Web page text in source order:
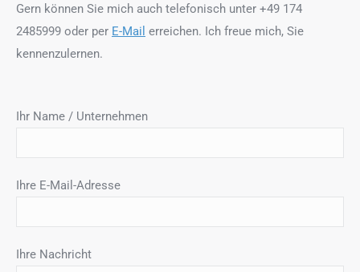
Gern können Sie mich auch telefonisch unter +49 174
2485999 oder per E-Mail erreichen. Ich freue mich, Sie
kennenzulernen.
Ihr Name / Unternehmen
Ihre E-Mail-Adresse
Ihre Nachricht